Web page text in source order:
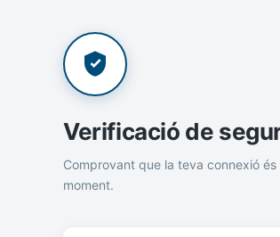
Verificació de
Comprovant que la teva connexió és
moment.